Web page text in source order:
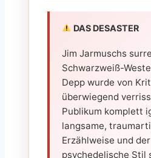
DAS DESASTER
Jim Jarmuschs
Schwarzweiß-
Depp wurde von
überwiegend
Publikum komplett
langsame,
Erzählweise und der
psychedelische Stil